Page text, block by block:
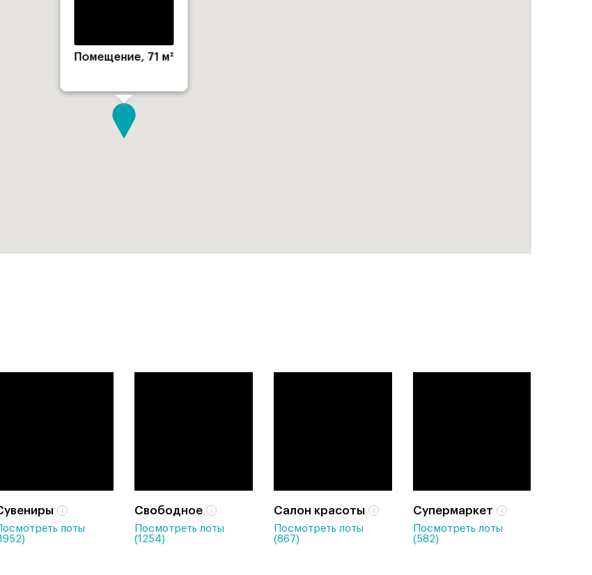
Помещение, 71 м²
Посмотреть лоты
Свободное
Посмотреть лоты
(1254)
Салон красоты
Посмотреть лоты
(867)
Супермаркет
Посмотреть лоты
(582)